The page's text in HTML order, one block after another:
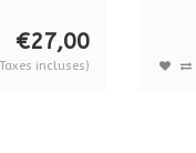
€27,00
incluses)